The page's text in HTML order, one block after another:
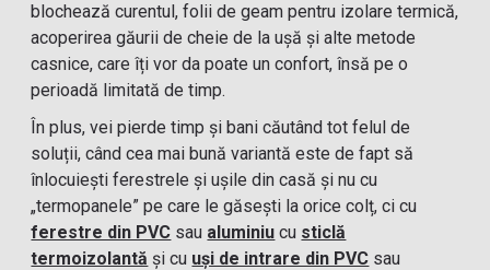
blochează curentul, folii de geam pentru izolare termică,
acoperirea găurii de cheie de la ușă și alte metode
casnice, care îți vor da poate un confort, însă pe o
perioadă limitată de timp.
În plus, vei pierde timp și bani căutând tot felul de
soluții, când cea mai bună variantă este de fapt să
înlocuiești ferestrele și ușile din casă și nu cu
„termopanele” pe care le găsești la orice colț, ci cu
ferestre din PVC sau aluminiu cu sticlă
termoizolantă și cu uși de intrare din PVC sau